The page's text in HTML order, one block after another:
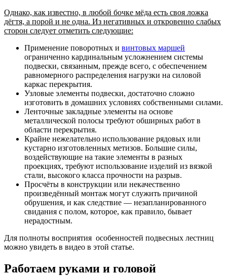
Однако, как известно, в любой бочке мёда есть своя ложка
дёгтя, а порой и не одна. Из негативных и откровенно слабых
сторон следует отметить следующие:
Применение поворотных и винтовых маршей
ограниченно кардинальным усложнением системы
подвески, связанным, прежде всего, с обеспечением
равномерного распределения нагрузки на силовой
каркас перекрытия.
Узловые элементы подвески, достаточно сложно
изготовить в домашних условиях собственными силами.
Ленточные закладные элементы на основе
металлической полосы требуют обширных работ в
области перекрытия.
Крайне нежелательно использование рядовых или
кустарно изготовленных метизов. Большие силы,
воздействующие на такие элементы в разных
проекциях, требуют использование изделий из вязкой
стали, высокого класса прочности на разрыв.
Просчёты в конструкции или некачественно
произведённый монтаж могут служить причиной
обрушения, и как следствие — незапланированного
свидания с полом, которое, как правило, бывает
нерадостным.
Для полноты восприятия особенностей подвесных лестниц
можно увидеть в видео в этой статье.
Работаем руками и головой